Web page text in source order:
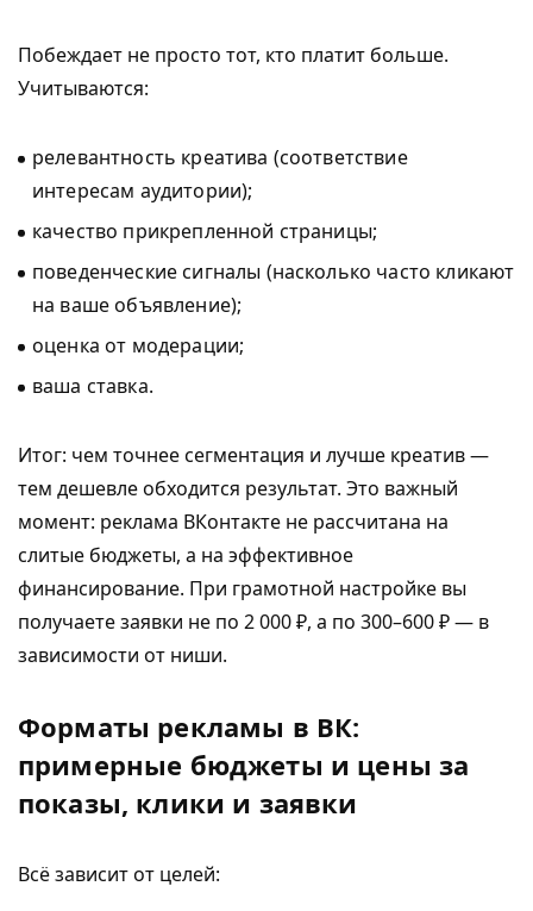
Побеждает не просто тот, кто платит больше.
Учитываются:
релевантность креатива (соответствие
интересам аудитории);
качество прикрепленной страницы;
поведенческие сигналы (насколько часто кликают
на ваше объявление);
оценка от модерации;
ваша ставка.
Итог: чем точнее сегментация и лучше креатив —
тем дешевле обходится результат. Это важный
момент: реклама ВКонтакте не рассчитана на
слитые бюджеты, а на эффективное
финансирование. При грамотной настройке вы
получаете заявки не по 2 000 ₽, а по 300–600 ₽ — в
зависимости от ниши.
Форматы рекламы в ВК:
примерные бюджеты и цены за
показы, клики и заявки
Всё зависит от целей: